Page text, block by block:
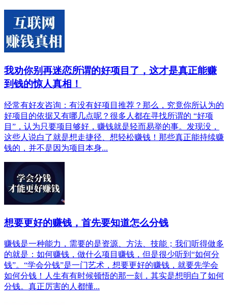
我劝你别再迷恋所谓的好项目了，这才是真正能赚
到钱的惊人真相！
经常有好友咨询：有没有好项目推荐？那么，究竟你所认为的
好项目的依据又有哪几点呢？很多人都在寻找所谓的 “好项
目”，认为只要项目够好，赚钱就是轻而易举的事。发现没，
这些人说白了就是想走捷径、想轻松赚钱！那些真正能持续赚
钱的，并不是因为项目本身...
想要更好的赚钱，首先要知道怎么分钱
赚钱是一种能力，需要的是资源、方法、技能；我们听得做多
的就是：如何赚钱，做什么项目赚钱，但是很少听到“如何分
钱”。“学会分钱”是一门艺术，想要更好的赚钱，就要先学会
如何分钱！人生有有时候顿悟的那一刻，其实是想明白了如何
分钱。真正厉害的人都懂...